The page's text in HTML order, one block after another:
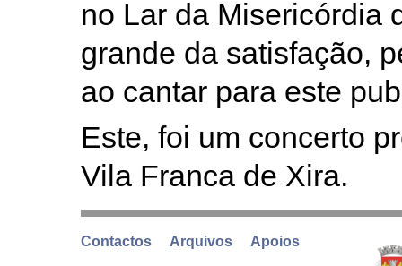
no Lar da Misericórdia
grande da satisfação,
ao cantar para este
Este, foi um concerto
Vila Franca de Xira.
Contactos Arquivos Apoios